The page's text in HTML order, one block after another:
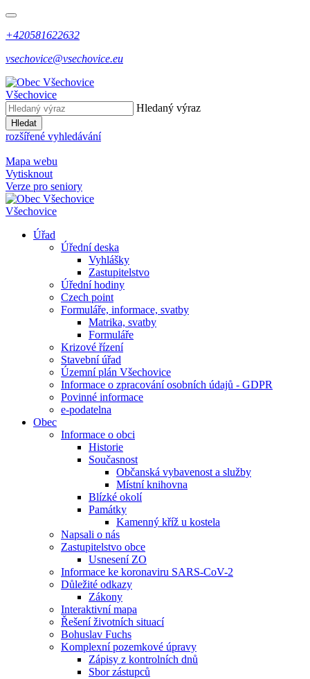
+420581622632
vsechovice@vsechovice.eu
Všechovice
Hledaný výraz
Hledat
rozšířené vyhledávání
Mapa webu
Vytisknout
Verze pro seniory
Všechovice
Úřad
Úřední deska
Vyhlášky
Zastupitelstvo
Úřední hodiny
Czech point
Formuláře, informace, svatby
Matrika, svatby
Formuláře
Krizové řízení
Stavební úřad
Územní plán Všechovice
Informace o zpracování osobních údajů - GDPR
Povinné informace
e-podatelna
Obec
Informace o obci
Historie
Současnost
Občanská vybavenost a služby
Místní knihovna
Blízké okolí
Památky
Kamenný kříž u kostela
Napsali o nás
Zastupitelstvo obce
Usnesení ZO
Informace ke koronaviru SARS-CoV-2
Důležité odkazy
Zákony
Interaktivní mapa
Řešení životních situací
Bohuslav Fuchs
Komplexní pozemkové úpravy
Zápisy z kontrolních dnů
Sbor zástupců